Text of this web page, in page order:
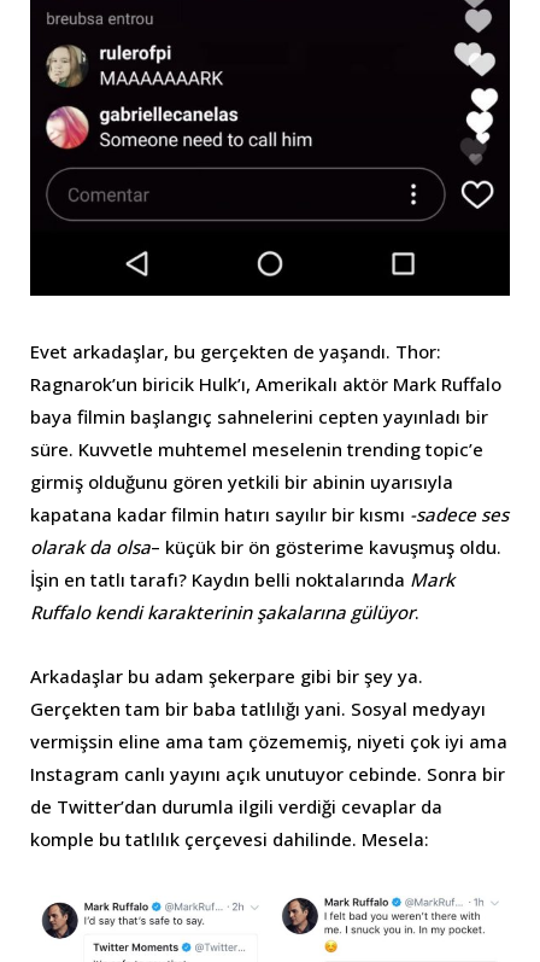
Evet arkadaşlar, bu gerçekten de yaşandı. Thor:
Ragnarok’un biricik Hulk’ı, Amerikalı aktör Mark Ruffalo
baya filmin başlangıç sahnelerini cepten yayınladı bir
süre. Kuvvetle muhtemel meselenin trending topic’e
girmiş olduğunu gören yetkili bir abinin uyarısıyla
kapatana kadar filmin hatırı sayılır bir kısmı -sadece ses
olarak da olsa– küçük bir ön gösterime kavuşmuş oldu.
İşin en tatlı tarafı? Kaydın belli noktalarında Mark
Ruffalo kendi karakterinin şakalarına gülüyor.
Arkadaşlar bu adam şekerpare gibi bir şey ya.
Gerçekten tam bir baba tatlılığı yani. Sosyal medyayı
vermişsin eline ama tam çözememiş, niyeti çok iyi ama
Instagram canlı yayını açık unutuyor cebinde. Sonra bir
de Twitter’dan durumla ilgili verdiği cevaplar da
komple bu tatlılık çerçevesi dahilinde. Mesela: